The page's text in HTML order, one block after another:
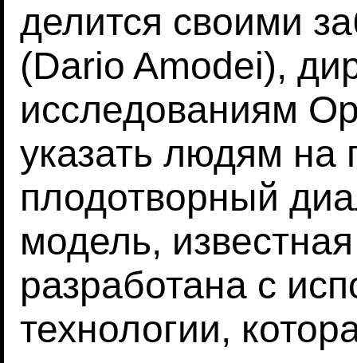
делится своими
(Dario Amodei),
исследованиям
указать людям на
плодотворный
модель,
разработана с
технологии,